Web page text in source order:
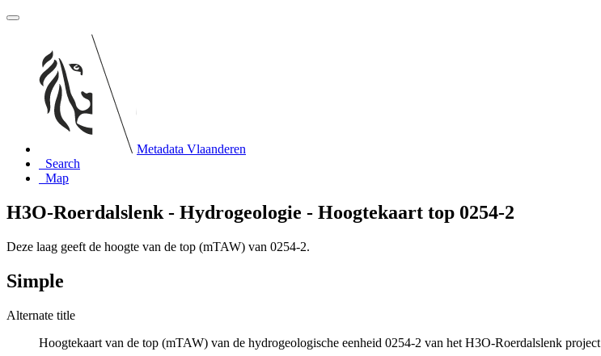
Metadata Vlaanderen
Search
Map
H3O-Roerdalslenk - Hydrogeologie - Hoogtekaart top 0254-2
Deze laag geeft de hoogte van de top (mTAW) van 0254-2.
Simple
Alternate title
Hoogtekaart van de top (mTAW) van de hydrogeologische eenheid 0254-2 van het H3O-Roerdalslenk project